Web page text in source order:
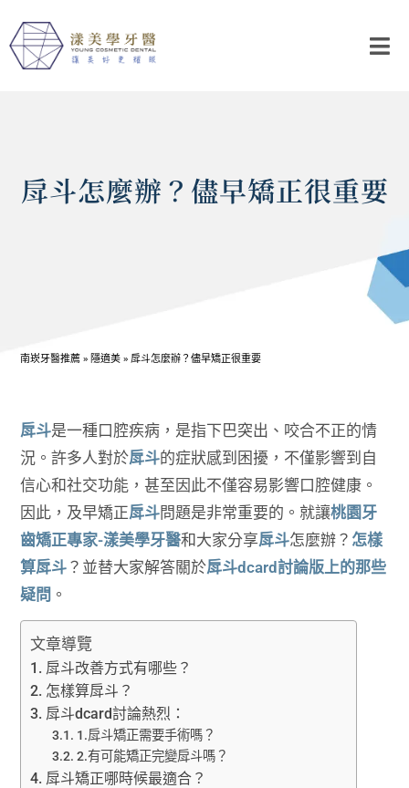
戽斗怎麼辦？儘早矯正很重要
南崁牙醫推薦 » 隱適美 » 戽斗怎麼辦？儘早矯正很重要
戽斗是一種口腔疾病，是指下巴突出、咬合不正的情
況。許多人對於戽斗的症狀感到困擾，不僅影響到自
信心和社交功能，甚至因此不僅容易影響口腔健康。
因此，及早矯正戽斗問題是非常重要的。就讓桃園牙
齒矯正專家-漾美學牙醫和大家分享戽斗怎麼辦？ 怎樣
算戽斗 ？並替大家解答關於戽斗dcard討論版上的那些
疑問 。
文章導覽
戽斗改善方式有哪些？
怎樣算戽斗？
戽斗dcard討論熱烈：
1.戽斗矯正需要手術嗎？
2.有可能矯正完變戽斗嗎？
戽斗矯正哪時候最適合？